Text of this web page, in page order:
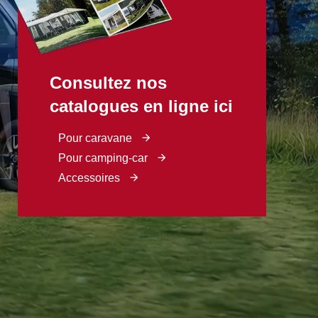
Consultez nos
catalogues en ligne ici
Pour caravane
Pour camping-car
Accessoires